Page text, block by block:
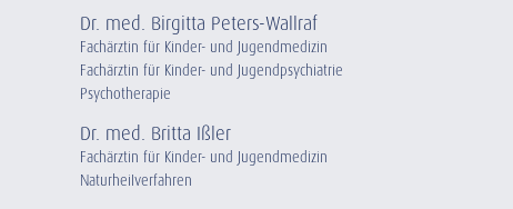
Dr. med. Birgitta Peters-Wallraf
Fachärztin für Kinder- und Jugendmedizin
Fachärztin für Kinder- und Jugendpsychiatrie
Psychotherapie
Dr. med. Britta Ißler
Fachärztin für Kinder- und Jugendmedizin
Naturheilverfahren